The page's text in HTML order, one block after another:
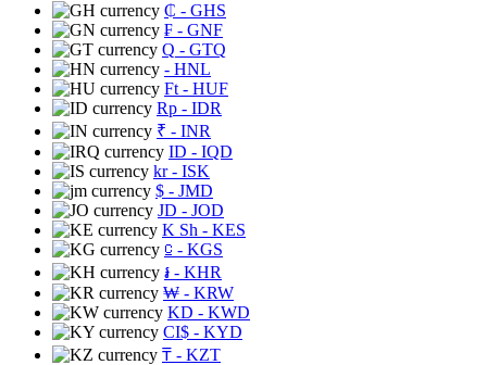
₵ - GHS
₣ - GNF
Q - GTQ
- HNL
Ft - HUF
Rp - IDR
₹ - INR
ID - IQD
kr- ISK
$ - JMD
JD - JOD
K Sh - KES
⃀ - KGS
៛ - KHR
₩ - KRW
KD - KWD
CI$ - KYD
₸ - KZT